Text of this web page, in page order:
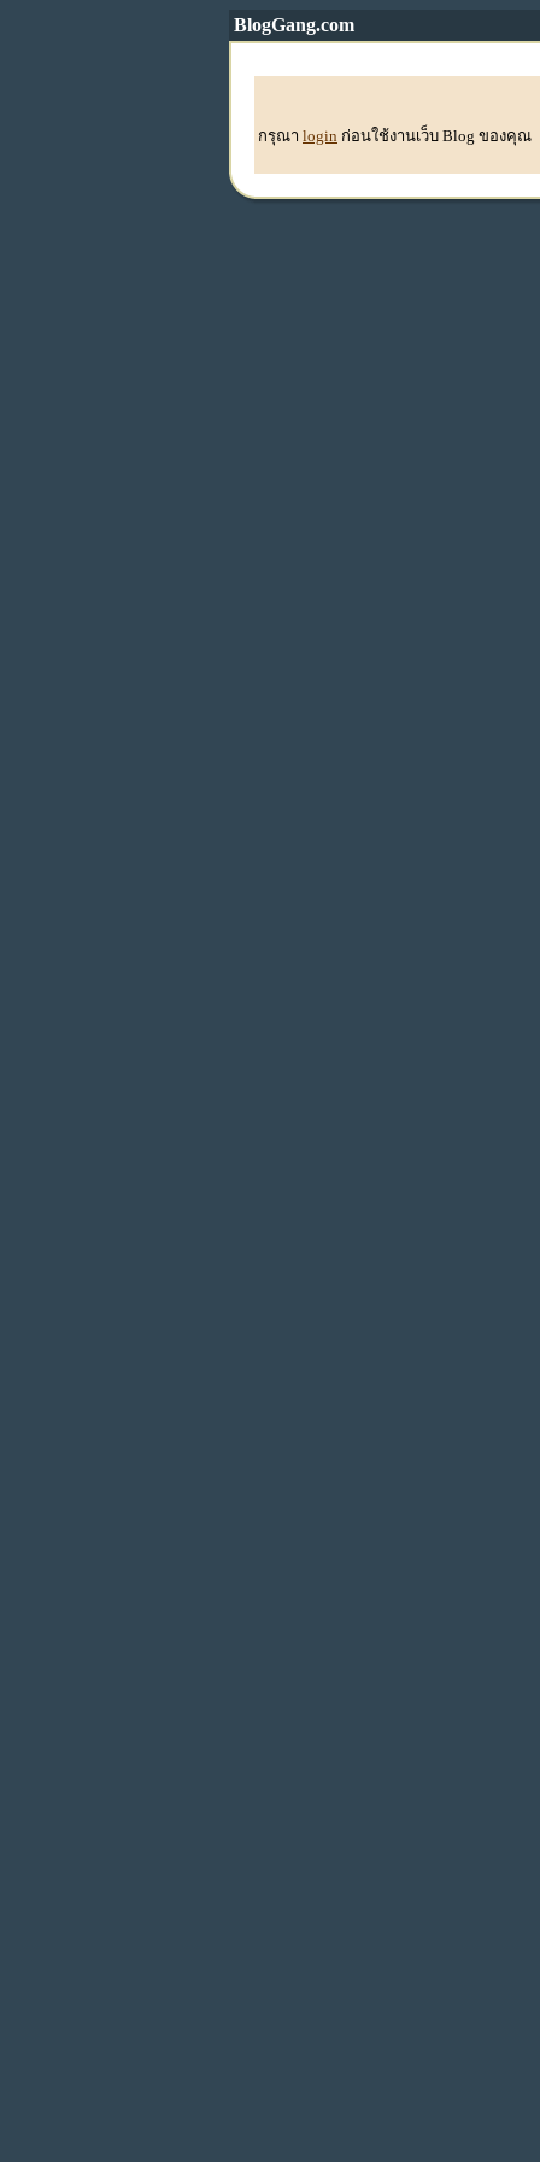
BlogGang.com
กรุณา login ก่อนใช้งานเว็บ Blog ของคุณ